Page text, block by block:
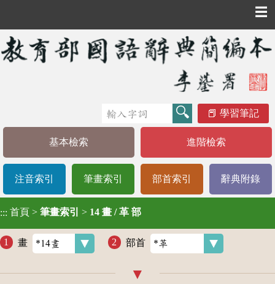
☰
學習筆記
基本檢索 進階檢索
注音索引 筆畫索引 部首索引 辭典附錄
::: 首頁 > 筆畫索引 > 14 畫 / 革 部
畫 部首